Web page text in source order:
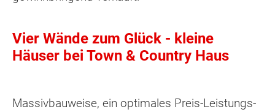
Vier Wände zum Glück - kleine
Häuser bei Town & Country Haus
Massivbauweise, ein optimales Preis-Leistungs-